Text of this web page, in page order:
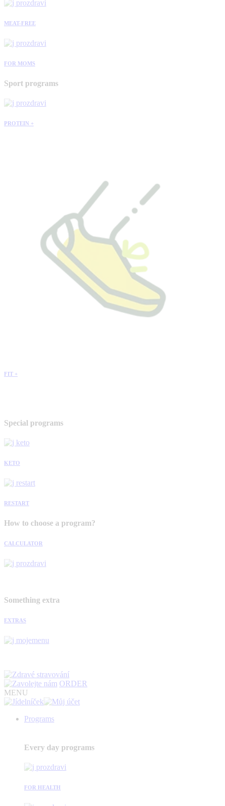
MEAT-FREE
FOR MOMS
Sport programs
PROTEIN +
FIT +
Special programs
KETO
RESTART
How to choose a program?
CALCULATOR
Something extra
EXTRAS
ORDER
MENU
Programs
Every day programs
FOR HEALTH